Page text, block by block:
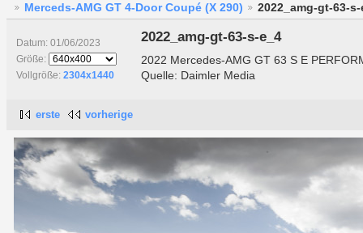
Merceds-AMG GT 4-Door Coupé (X 290)
2022_amg-gt-63-s-
Datum: 01/06/2023
Größe:
Vollgröße: 2304x1440
2022_amg-gt-63-s-e_4
2022 Mercedes-AMG GT 63 S E
Quelle: Daimler Media
erste vorherige